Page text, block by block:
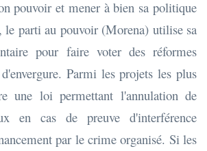
pouvoir et mener à bien sa politique
le parti au pouvoir (Morena) utilise sa
pour faire voter des réformes
Parmi les projets les plus
une loi permettant l'annulation de
en cas de preuve d'interférence
par le crime organisé. Si les